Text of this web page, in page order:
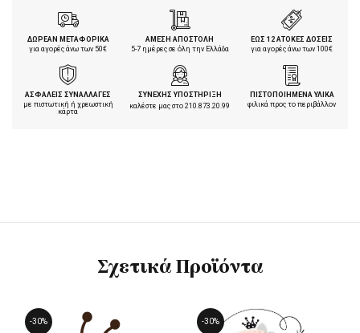
ΔΩΡΕΑΝ ΜΕΤΑΦΟΡΙΚΑ
για αγορές άνω των 50€
ΑΜΕΣΗ ΑΠΟΣΤΟΛΗ
5-7 ημέρες σε όλη την Ελλάδα
ΕΩΣ 12 ΑΤΟΚΕΣ ΔΟΣΕΙΣ
για αγορές άνω των 100€
ΑΣΦΑΛΕΙΣ ΣΥΝΑΛΛΑΓΕΣ
με πιστωτική ή χρεωστική
κάρτα
ΣΥΝΕΧΗΣ ΥΠΟΣΤΗΡΙΞΗ
καλέστε μας στο210.873.20.99
ΠΙΣΤΟΠΟΙΗΜΕΝΑ ΥΛΙΚΑ
φιλικά προς το περιβάλλον
Σχετικά Προϊόντα
-30% -30%